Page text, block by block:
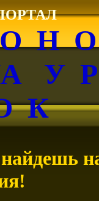
00:41
Н
У
К